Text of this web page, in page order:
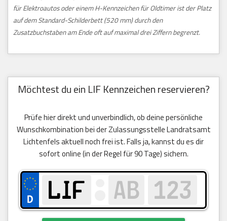
für Elektroautos oder einem H-Kennzeichen für Oldtimer ist der Platz
auf dem Standard-Schilderbett (520 mm) durch den
Zusatzbuchstaben am Ende oft auf maximal drei Ziffern begrenzt.
Möchtest du ein LIF Kennzeichen reservieren?
Prüfe hier direkt und unverbindlich, ob deine persönliche
Wunschkombination bei der Zulassungsstelle Landratsamt
Lichtenfels aktuell noch frei ist. Falls ja, kannst du es dir
sofort online (in der Regel für 90 Tage) sichern.